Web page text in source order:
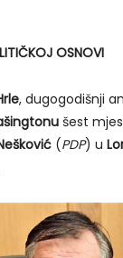
OSNOVI
, dugogodišnji
šest
(PDP) u